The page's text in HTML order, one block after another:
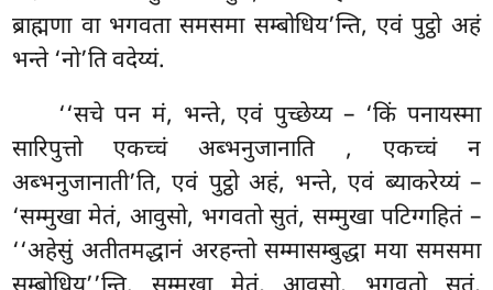
ब्राह्मणा वा भगवता समसमा सम्बोधिय’न्ति, एवं पुट्ठो अहं
भन्ते ‘नो’ति वदेय्यं.
‘‘सचे पन मं, भन्ते, एवं पुच्छेय्य – ‘किं पनायस्मा
सारिपुत्तो एकच्चं अब्भनुजानाति , एकच्चं न
अब्भनुजानाती’ति, एवं पुट्ठो अहं, भन्ते, एवं ब्याकरेय्यं –
‘सम्मुखा मेतं, आवुसो, भगवतो सुतं, सम्मुखा पटिग्गहितं –
‘‘अहेसुं अतीतमद्धानं अरहन्तो सम्मासम्बुद्धा मया समसमा